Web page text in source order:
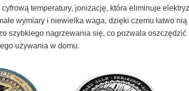
cyfrową temperatury, jonizację, która eliminuje
wymiary i niewielka waga, dzięki czemu łatwo
szybkiego nagrzewania się, co pozwala
używania w domu.